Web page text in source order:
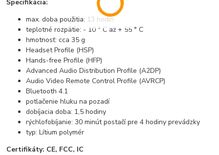
Špecifikácia:
max. doba použitia: 13 hodín
teplotné rozpätie: - 10 ° C až + 55 ° C
hmotnosť: cca 35 g
Headset Profile (HSP)
Hands-free Profile (HFP)
Advanced Audio Distribution Profile (A2DP)
Audio Video Remote Control Profile (AVRCP)
Bluetooth 4.1
potlačenie hluku na pozadí
dobíjacia doba: 1,5 hodiny
rýchlofobíjanie: 30 minút postačí pre 4 hodiny prevádzky
typ: Lítium polymér
Certifikáty: CE, FCC, IC